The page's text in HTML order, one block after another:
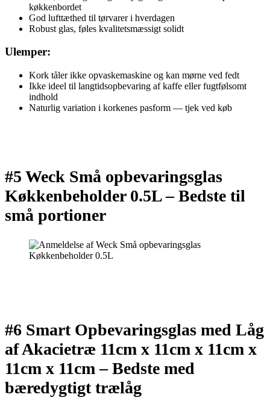
køkkenbordet
God lufttæthed til tørvarer i hverdagen
Robust glas, føles kvalitetsmæssigt solidt
Ulemper:
Kork tåler ikke opvaskemaskine og kan mørne ved fedt
Ikke ideel til langtidsopbevaring af kaffe eller fugtfølsomt
indhold
Naturlig variation i korkenes pasform — tjek ved køb
#5 Weck Små opbevaringsglas
Køkkenbeholder 0.5L –Bedste til
små portioner
#6 Smart Opbevaringsglas med Låg
af Akacietræ 11cm x 11cm x 11cm x
11cm x 11cm –Bedste med
bæredygtigt trælåg